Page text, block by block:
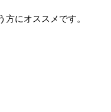
にオススメです。